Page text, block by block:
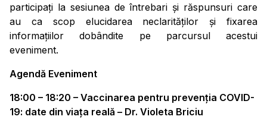
participați la sesiunea de întrebari și răspunsuri care
au ca scop elucidarea neclarităților și fixarea
informațiilor dobândite pe parcursul acestui
eveniment.
Agendă Eveniment
18:00 – 18:20 – Vaccinarea pentru prevenția COVID-
19: date din viața reală – Dr. Violeta Briciu